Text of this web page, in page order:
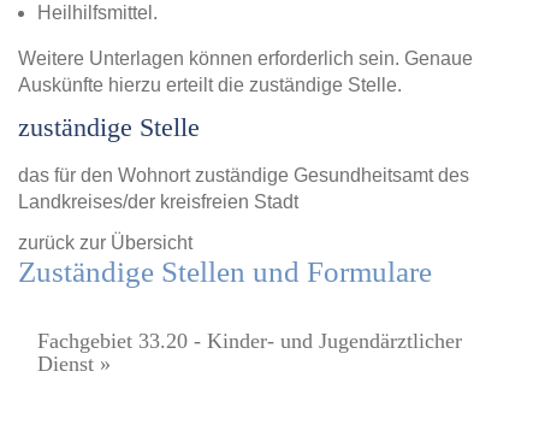
Heilhilfsmittel.
Weitere Unterlagen können erforderlich sein. Genaue
Auskünfte hierzu erteilt die zuständige Stelle.
zuständige Stelle
das für den Wohnort zuständige Gesundheitsamt des
Landkreises/der kreisfreien Stadt
zurück zur Übersicht
Zuständige Stellen und Formulare
Fachgebiet 33.20 - Kinder- und Jugendärztlicher
Dienst »